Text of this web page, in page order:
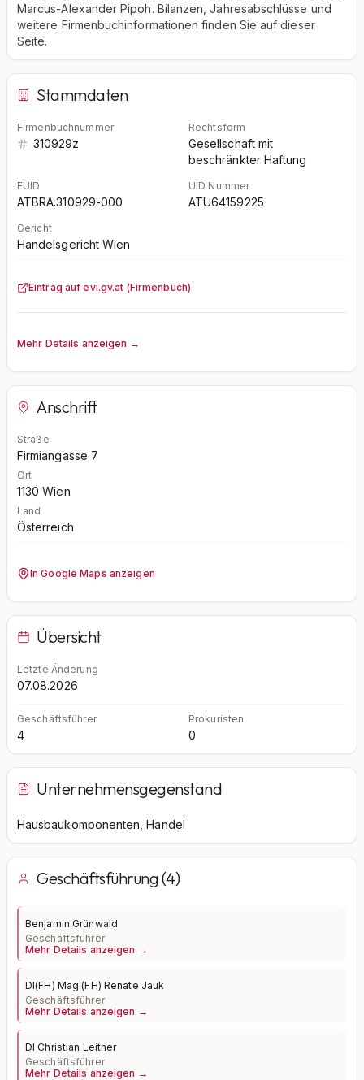
Marcus-Alexander Pipoh. Bilanzen, Jahresabschlüsse und
weitere Firmenbuchinformationen finden Sie auf dieser
Seite.
Stammdaten
Firmenbuchnummer
310929z
Rechtsform
Gesellschaft mit
beschränkter Haftung
EUID
ATBRA.310929-000
UID Nummer
ATU64159225
Gericht
Handelsgericht Wien
Eintrag auf evi.gv.at (Firmenbuch)
Mehr Details anzeigen →
Anschrift
Straße
Firmiangasse 7
Ort
1130 Wien
Land
Österreich
In Google Maps anzeigen
Übersicht
Letzte Änderung
07.08.2026
Geschäftsführer
4
Prokuristen
0
Unternehmensgegenstand
Hausbaukomponenten, Handel
Geschäftsführung (4)
Benjamin Grünwald
Geschäftsführer
Mehr Details anzeigen →
DI(FH) Mag.(FH) Renate Jauk
Geschäftsführer
Mehr Details anzeigen →
DI Christian Leitner
Geschäftsführer
Mehr Details anzeigen →